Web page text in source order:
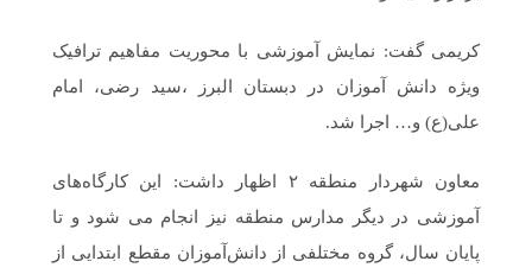
کریمی گفت: نمایش آموزشی با محوریت مفاهیم ترافیک
ویژه دانش آموزان در دبستان البرز ،سید رضی، امام
علی(ع) و… اجرا شد.
معاون شهردار منطقه ۲ اظهار داشت: این کارگاه‌های
آموزشی در دیگر مدارس منطقه نیز انجام می شود و تا
پایان سال، گروه مختلفی از دانش‌آموزان مقطع ابتدایی از